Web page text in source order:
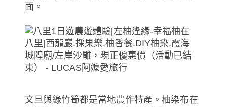
面。
文旦與綠竹筍都是當地農作特產。柚染布在